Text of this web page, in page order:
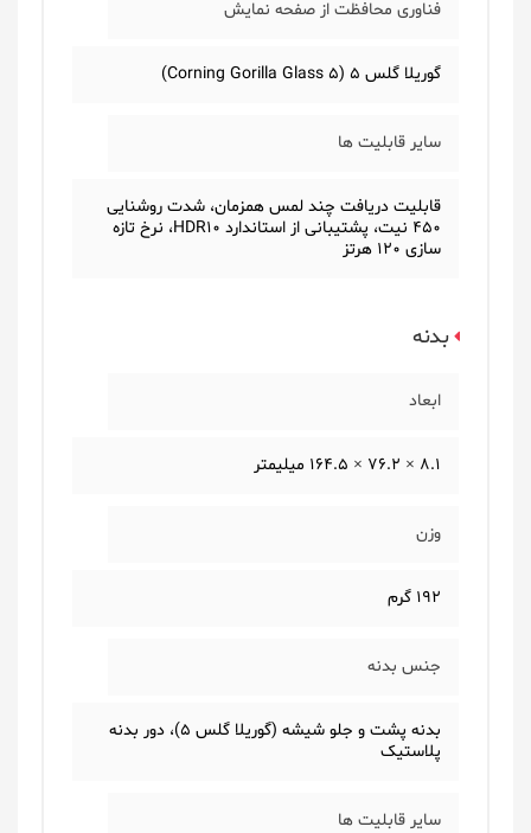
فناوری محافظت از صفحه نمایش
گوریلا گلس 5 (Corning Gorilla Glass 5)
سایر قابلیت ها
قابلیت دریافت چند لمس همزمان، شدت روشنایی
450 نیت، پشتیبانی از استاندارد HDR10، نرخ تازه
سازی 120 هرتز
بدنه
ابعاد
8.1 × 76.2 × 164.5 میلیمتر
وزن
192 گرم
جنس بدنه
بدنه پشت و جلو شیشه (گوریلا گلس 5)، دور بدنه
پلاستیک
سایر قابلیت ها